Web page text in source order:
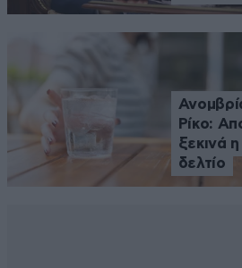
Ρίκο:
ξεκινά
δελτίο